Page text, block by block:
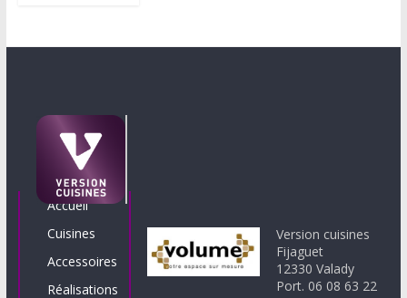
Accueil
Cuisines
Accessoires
Réalisations
Version cuisines
Fijaguet
12330 Valady
Port. 06 08 63 22